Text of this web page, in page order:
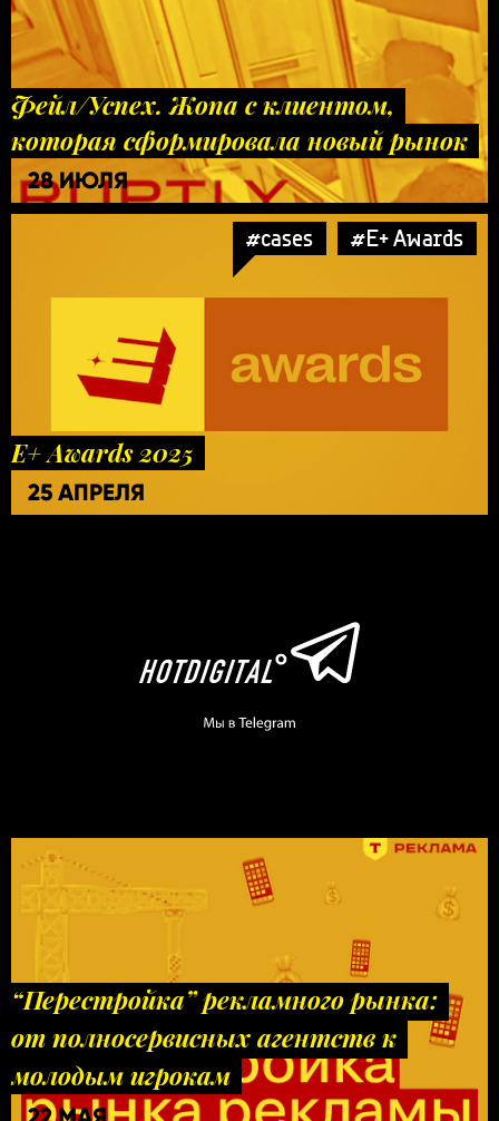
Фейл/Успех. Жопа с клиентом,
которая сформировала новый рынок
28 ИЮЛЯ
#cases #E+ Awards
E+ Awards 2025
25 АПРЕЛЯ
“Перестройка” рекламного рынка:
от полносервисных агентств к
молодым игрокам